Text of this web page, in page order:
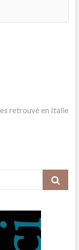
retrouvé en Italie